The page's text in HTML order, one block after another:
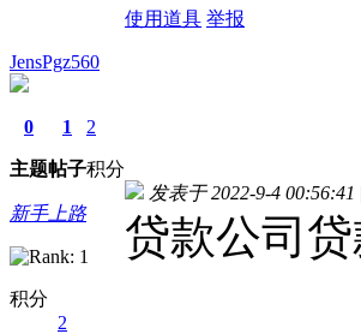
使用道具 举报
JensPgz560
0
主题
1
帖子
2
积分
新手上路
积分
2
发表于 2022-9-4 00:56:41
贷款公司